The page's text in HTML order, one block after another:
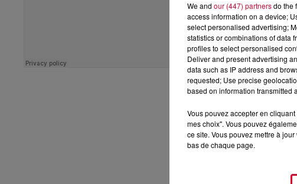
We and our (447) partnersdo the
access information on a device;
select personalised advertising;
statistics or combinations of data
profiles to select personalised
Deliver and present advertising
data such as IP address and
requested; Use precise
based on information transmitted
Vous pouvez accepter en
mes choix". Vous pouvez
ce site. Vous pouvez mettre à
bas de chaque page.